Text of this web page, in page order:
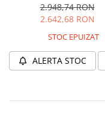
2.948,74 RON
2.642,68 RON
STOC EPUIZAT
ALERTA STOC